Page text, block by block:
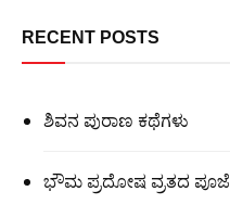
RECENT POSTS
ಶಿವನ ಪುರಾಣ ಕಥೆಗಳು
ಭೌಮ ಪ್ರದೋಷ ವ್ರತದ ಪೂಜೆ